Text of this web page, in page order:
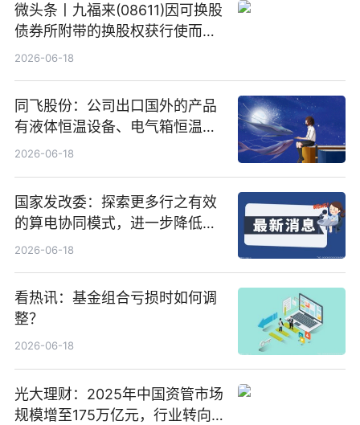
微头条丨九福来(08611)因可换股
债券所附带的换股权获行使而发
行5200万股
2026-06-18
同飞股份：公司出口国外的产品
有液体恒温设备、电气箱恒温装
置、纯水冷却单元和特种换热器
2026-06-18
国家发改委：探索更多行之有效
的算电协同模式，进一步降低网
络传输时延_最资讯
2026-06-18
看热讯：基金组合亏损时如何调
整？
2026-06-18
光大理财：2025年中国资管市场
规模增至175万亿元，行业转向